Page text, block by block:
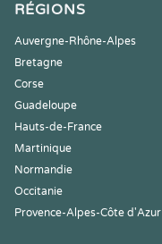
RÉGIONS
Auvergne-Rhône-Alpes
Bretagne
Corse
Guadeloupe
Hauts-de-France
Martinique
Normandie
Occitanie
Provence-Alpes-Côte d'Azur